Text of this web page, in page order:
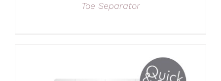
Toe Separator